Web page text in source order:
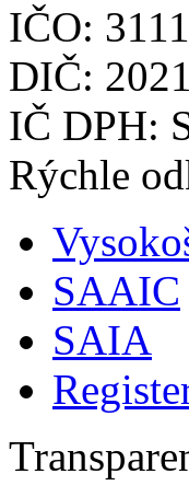
IČO:
DIČ:
IČ DPH:
Rýchle
SAAIC
SAIA